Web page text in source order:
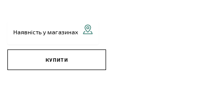
Наявність у магазинах
КУПИТИ